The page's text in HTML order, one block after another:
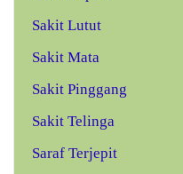
Sakit Lutut
Sakit Mata
Sakit Pinggang
Sakit Telinga
Saraf Terjepit